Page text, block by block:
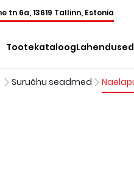
tn 6a, 13619 Tallinn, Estonia
TootekataloogLahendused
Suruõhu seadmed